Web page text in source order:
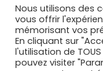
Site partenaire
Site partenaire
Nous utilisons des
vous offrir
mémorisant vos
En cliquant sur
l'utilisation de
pouvez visiter